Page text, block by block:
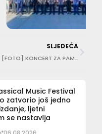
SLJEDEĆA
[FOTO] KONCERT ZA PAMĆENJE Dubrovački simfonijski orkestar otvorio glazbeni program 76. Igara
Music Festival
zatvorio još jedno
ljetni
se nastavlja